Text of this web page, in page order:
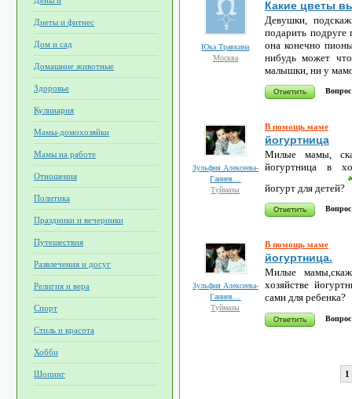
Диеты и фитнес
Дом и сад
Домашние животные
Здоровье
Кулинария
Мамы-домохозяйки
Мамы на работе
Отношения
Политика
Праздники и вечеринки
Путешествия
Развлечения и досуг
Религия и вера
Спорт
Стиль и красота
Хобби
Шопинг
Юка Травкина
Москва
Какие цветы
Девушки,
подарить
она конечно
нибудь может
малышки, ни у
Вопрос
Зульфия Алексеева-
Ганиев…
Туймазы
В помощь маме
йогуртница
Милые мамы,
йогуртница в
йогурт для детей?
Вопрос
Зульфия Алексеева-
Ганиев…
Туймазы
В помощь маме
йогуртница.
Милые
хозяйстве
сами для ребенка?
Вопрос
1